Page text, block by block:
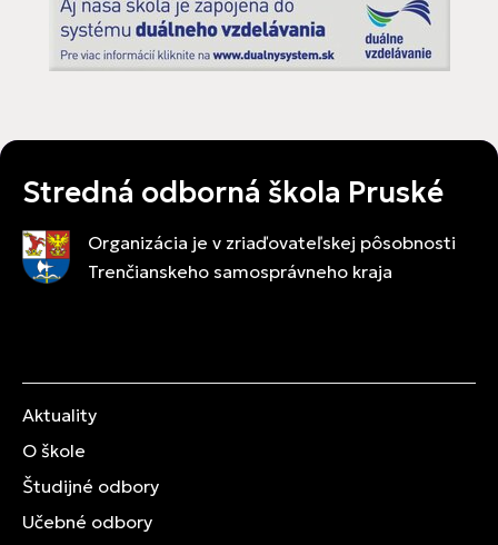
Stredná odborná škola Pruské
Organizácia je v zriaďovateľskej pôsobnosti
Trenčianskeho samosprávneho kraja
Aktuality
O škole
Študijné odbory
Učebné odbory